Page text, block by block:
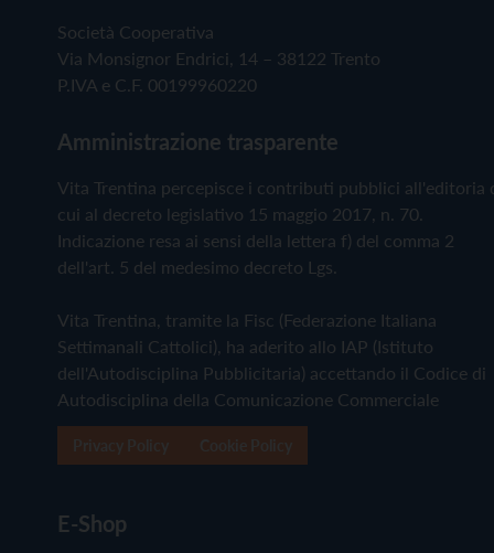
Società Cooperativa
Via Monsignor Endrici, 14 – 38122 Trento
P.IVA e C.F. 00199960220
Amministrazione trasparente
Vita Trentina percepisce i contributi pubblici all'editoria
cui al decreto legislativo 15 maggio 2017, n. 70.
Indicazione resa ai sensi della lettera f) del comma 2
dell'art. 5 del medesimo decreto Lgs.
Vita Trentina, tramite la Fisc (Federazione Italiana
Settimanali Cattolici), ha aderito allo IAP (Istituto
dell'Autodisciplina Pubblicitaria) accettando il Codice di
Autodisciplina della Comunicazione Commerciale
E-Shop